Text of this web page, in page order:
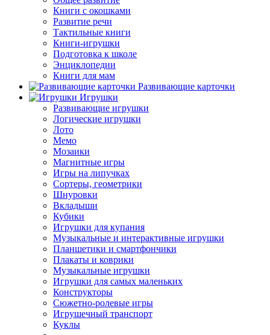
Книги с окошками
Развитие речи
Тактильные книги
Книги-игрушки
Подготовка к школе
Энциклопедии
Книги для мам
Развивающие карточки
Игрушки
Развивающие игрушки
Логические игрушки
Лото
Мемо
Мозаики
Магнитные игры
Игры на липучках
Сортеры, геометрики
Шнуровки
Вкладыши
Кубики
Игрушки для купания
Музыкальные и интерактивные игрушки
Планшетики и смартфончики
Плакаты и коврики
Музыкальные игрушки
Игрушки для самых маленьких
Конструкторы
Сюжетно-ролевые игры
Игрушечный транспорт
Куклы